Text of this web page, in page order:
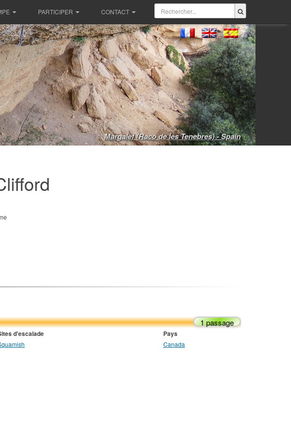
PARTICIPER CONTACT
Margalef (Racó de les Tenebres) - Spain
1 passage
d'escalade Pays
Canada